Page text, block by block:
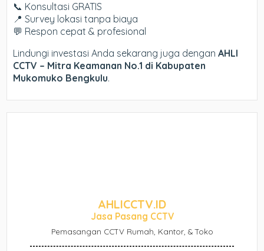
📞 Konsultasi GRATIS
📍 Survey lokasi tanpa biaya
💬 Respon cepat & profesional
Lindungi investasi Anda sekarang juga denganAHLI
CCTV – Mitra Keamanan No.1 di Kabupaten
Mukomuko Bengkulu.
AHLICCTV.ID
Jasa Pasang CCTV
Pemasangan CCTV Rumah, Kantor, & Toko